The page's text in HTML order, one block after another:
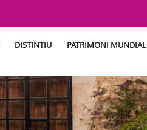
DISTINTIU PATRIMONI MUNDIAL